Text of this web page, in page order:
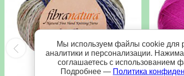
Мы используем файлы cookie для
аналитики и персонализации.
соглашаетесь с использованием
Подробнее — Политика